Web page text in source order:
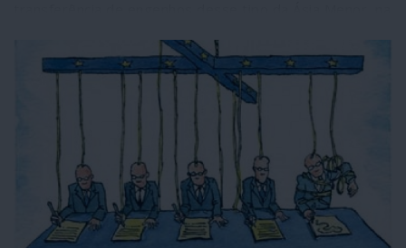
Itália, dentro em breve haverá 150 bombas atómicas
em Estados membros da União Europeia. Claro que não
serão precisas tantas para liquidar o planeta e a
humanidade, tornando a ameaça das alterações
climáticas uma redundância. Mas os Estados Unidos e,
pelos vistos, os dirigentes europeus gostam que os
povos estejam reféns de estratégias de terror.